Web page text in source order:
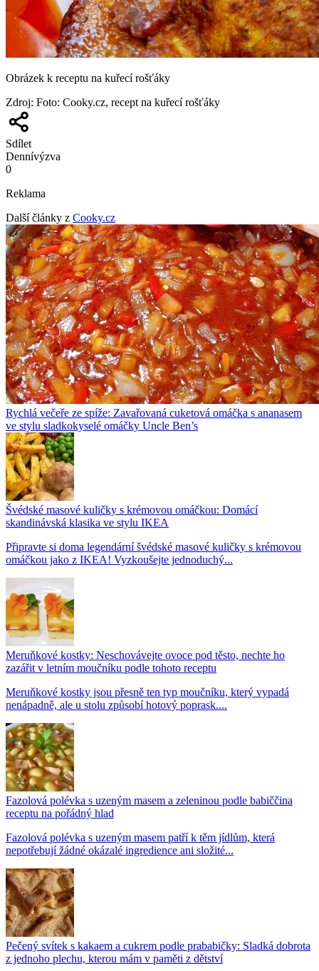
Obrázek k receptu na kuřecí rošťáky
Zdroj: Foto: Cooky.cz, recept na kuřecí rošťáky
Sdílet
Dennívýzva
0
Reklama
Další články z Cooky.cz
Rychlá večeře ze spíže: Zavařovaná cuketová omáčka s ananasem
ve stylu sladkokyselé omáčky Uncle Ben’s
Švédské masové kuličky s krémovou omáčkou: Domácí
skandinávská klasika ve stylu IKEA
Připravte si doma legendární švédské masové kuličky s krémovou
omáčkou jako z IKEA! Vyzkoušejte jednoduchý...
Meruňkové kostky: Neschovávejte ovoce pod těsto, nechte ho
zazářit v letním moučníku podle tohoto receptu
Meruňkové kostky jsou přesně ten typ moučníku, který vypadá
nenápadně, ale u stolu způsobí hotový poprask....
Fazolová polévka s uzeným masem a zeleninou podle babiččina
receptu na pořádný hlad
Fazolová polévka s uzeným masem patří k těm jídlům, která
nepotřebují žádné okázalé ingredience ani složité...
Pečený svítek s kakaem a cukrem podle prababičky: Sladká dobrota
z jednoho plechu, kterou mám v paměti z dětství